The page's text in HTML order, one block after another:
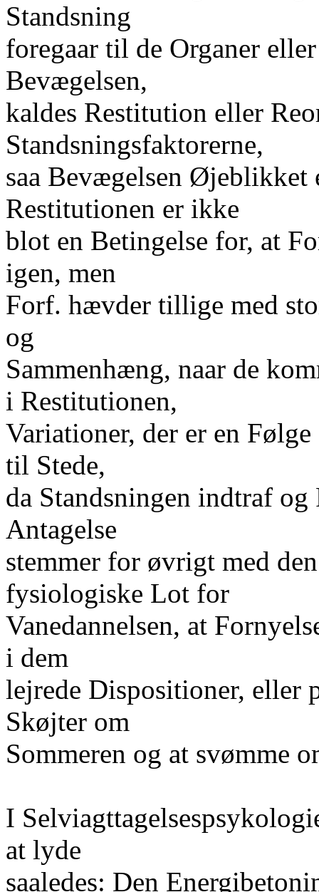
Standsning
foregaar til de Organer
Bevægelsen,
kaldes Restitution eller
Standsningsfaktorerne,
saa Bevægelsen Øjeblikket
Restitutionen er ikke
blot en Betingelse for, at
igen, men
Forf. hævder tillige med
og
Sammenhæng, naar de
i Restitutionen,
Variationer, der er en
til Stede,
da Standsningen indtraf
Antagelse
stemmer for øvrigt med
fysiologiske Lot for
Vanedannelsen, at
i dem
lejrede Dispositioner, eller
Skøjter om
Sommeren og at svømme
I
at lyde
saaledes: Den